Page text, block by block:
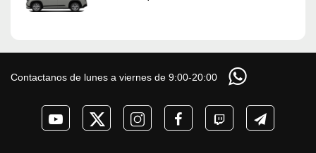
Contactanos de lunes a viernes de 9:00-20:00